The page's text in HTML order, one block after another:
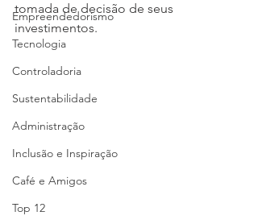
Empreendedorismo
Tecnologia
Controladoria
Sustentabilidade
Administração
Inclusão e Inspiração
Café e Amigos
Top 12
tomada de decisão de seus
investimentos.